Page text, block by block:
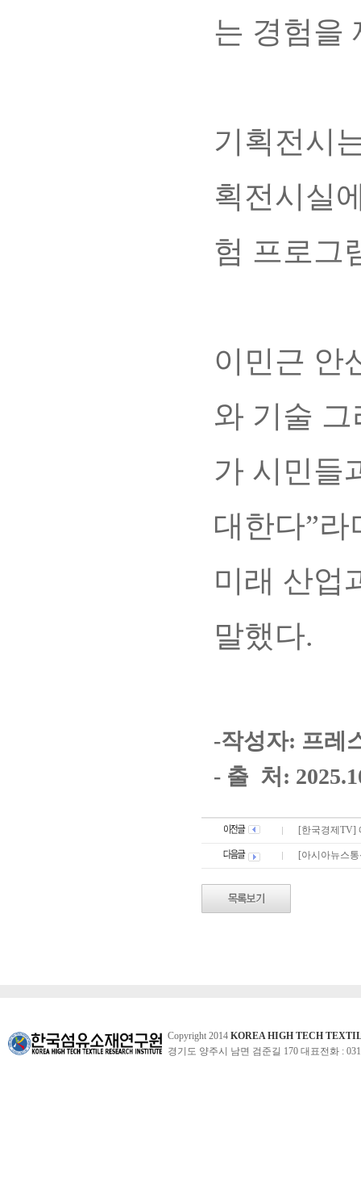
는 경험을
기획전시
획전시실
험 프로그
이민근 안
와 기술
가 시민들
대한다”
미래 산업
말했다.
-작성자: 프레
- 출 처:
[한국경제TV]
[아시아뉴스
Copyright 2014 KOREA HIGH TECH
경기도 양주시 남면 검준길 170 대표전화 :